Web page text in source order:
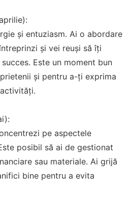
și entuziasm. Ai o abordare
și vei reuși să îți
Este un moment bun
și pentru a-ți exprima
pe aspectele
posibil să ai de gestionat
sau materiale. Ai grijă
bine pentru a evita